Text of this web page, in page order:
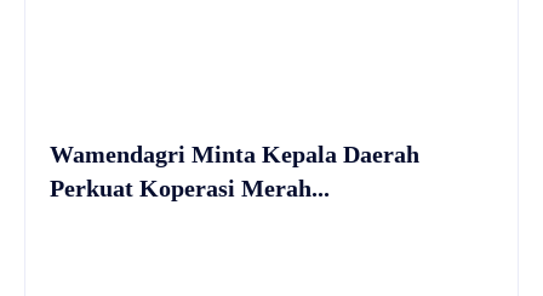
Wamendagri Minta Kepala Daerah
Perkuat Koperasi Merah...